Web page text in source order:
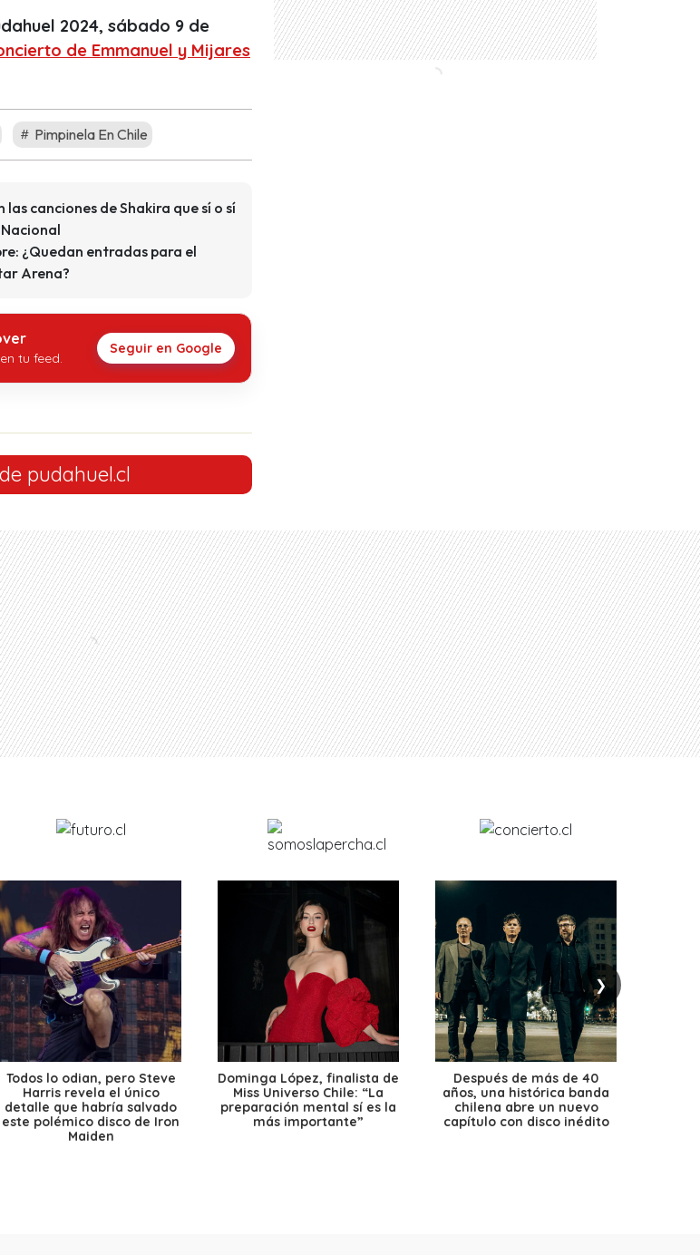
2024, sábado 9 de
de Emmanuel y Mijares
Pimpinela En Chile
canciones de Shakira que sí o sí
¿Quedan entradas para el
Arena?
tu feed.
Seguir en Google
de pudahuel.cl
❯
Todos lo odian, pero Steve
Harris revela el único
detalle que habría salvado
este polémico disco de Iron
Maiden
Dominga López, finalista de
Miss Universo Chile: “La
preparación mental sí es la
más importante”
Después de más de 40
años, una histórica banda
chilena abre un nuevo
capítulo con disco inédito